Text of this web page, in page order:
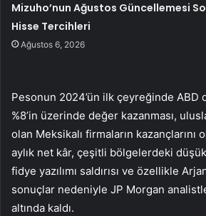
Mizuho’nun Ağustos Güncellemesi
Hisse Tercihleri
Ağustos 6, 2026
Pesonun 2024’ün ilk çeyreğinde ABD
%8’in üzerinde değer kazanması,
olan Meksikalı firmaların
aylık net kâr, çeşitli bölgelerdeki
fidye yazılımı saldırısı ve özellikle
sonuçlar nedeniyle JP Morgan
altında kaldı.